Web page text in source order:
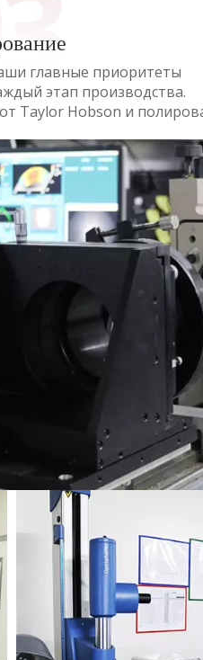
главные приоритеты
этап производства.
Hobson и